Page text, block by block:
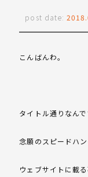
post date:
こんばんわ。
タイトル通りなんで
念願のスピードハ
ウェブサイトに載